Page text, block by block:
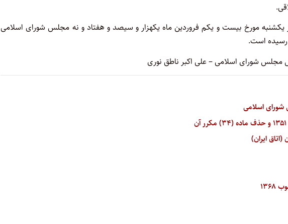
مورخ بیست و یکم فروردین ماه یکهزار و سیصد و هفتاد و نه مجلس شورای اسلامی
مجلس شورای اسلامی – علی اکبر ناطق نوری
(اتاق ایران)